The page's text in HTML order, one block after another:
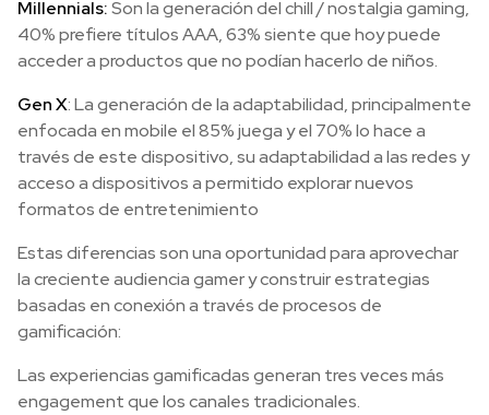
Millennials:Son la generación del chill / nostalgia gaming,
40% prefiere títulos AAA, 63% siente que hoy puede
acceder a productos que no podían hacerlo de niños.
Gen X: La generación de la adaptabilidad, principalmente
enfocada en mobile el 85% juega y el 70% lo hace a
través de este dispositivo, su adaptabilidad a las redes y
acceso a dispositivos a permitido explorar nuevos
formatos de entretenimiento
Estas diferencias son una oportunidad para aprovechar
la creciente audiencia gamer y construir estrategias
basadas en conexión a través de procesos de
gamificación:
Las experiencias gamificadas generan tres veces más
engagement que los canales tradicionales.